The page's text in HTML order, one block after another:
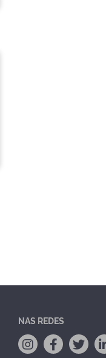
NAS REDES